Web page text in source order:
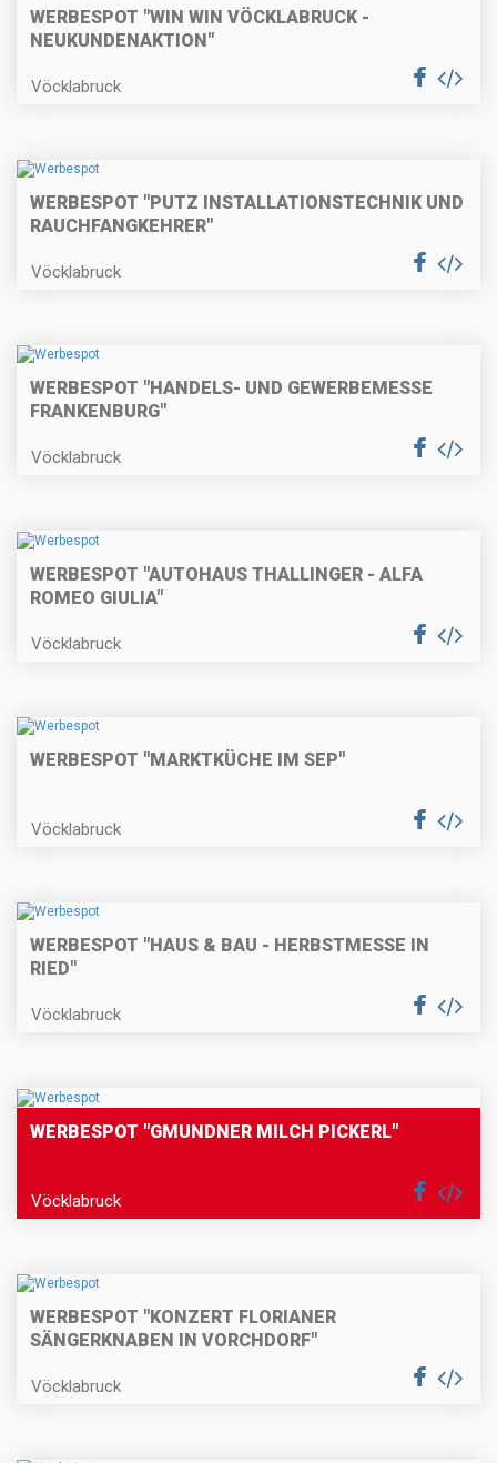
WERBESPOT "WIN WIN VÖCKLABRUCK -
NEUKUNDENAKTION"
Vöcklabruck
WERBESPOT "PUTZ INSTALLATIONSTECHNIK UND
RAUCHFANGKEHRER"
Vöcklabruck
WERBESPOT "HANDELS- UND GEWERBEMESSE
FRANKENBURG"
Vöcklabruck
WERBESPOT "AUTOHAUS THALLINGER - ALFA
ROMEO GIULIA"
Vöcklabruck
WERBESPOT "MARKTKÜCHE IM SEP"
Vöcklabruck
WERBESPOT "HAUS & BAU - HERBSTMESSE IN
RIED"
Vöcklabruck
WERBESPOT "GMUNDNER MILCH PICKERL"
Vöcklabruck
WERBESPOT "KONZERT FLORIANER
SÄNGERKNABEN IN VORCHDORF"
Vöcklabruck